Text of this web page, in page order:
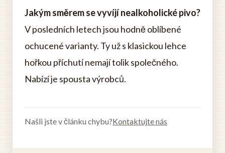
Jakým směrem se vyvíjí nealkoholické pivo?
V posledních letech jsou hodně oblíbené
ochucené varianty. Ty už s klasickou lehce
hořkou příchutí nemají tolik společného.
Nabízí je spousta výrobců.
Našli jste v článku chybu?Kontaktujte nás